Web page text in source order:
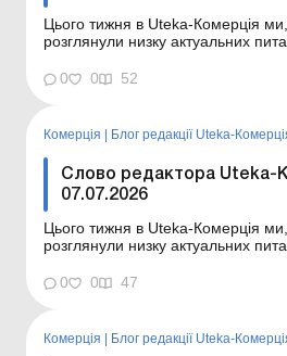
Цього тижня в Uteka-Комерція ми,
розглянули низку актуальних
тижня в Uteka-Комерція. Шановні
ознайомлю вас із темами статей,
оновленою...
0 0 52
Комерція Блог редакції Uteka-
Слово редактора Uteka-
07.07.2026
Цього тижня в Uteka-Комерція ми,
розглянули низку актуальних
тижня в Uteka-Комерція. Шановні
ознайомлю вас із темами статей,
оновленою...
0 0 47
Комерція Блог редакції Uteka-